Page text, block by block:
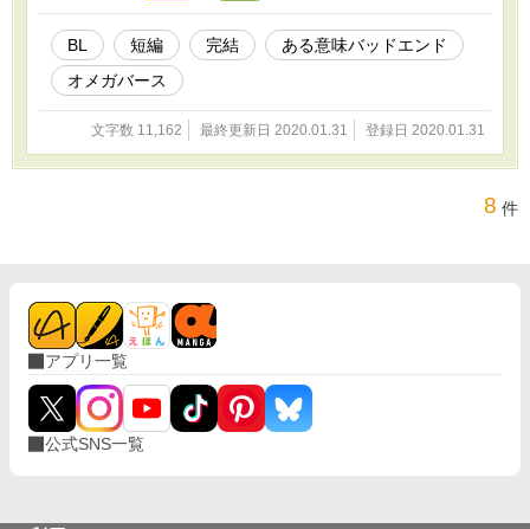
BL 短編 完結
ある意味バッドエンド
オメガバース
文字数 11,162 最終更新日 2020.01.31 登録日 2020.01.31
8 件
アプリ一覧
公式SNS一覧